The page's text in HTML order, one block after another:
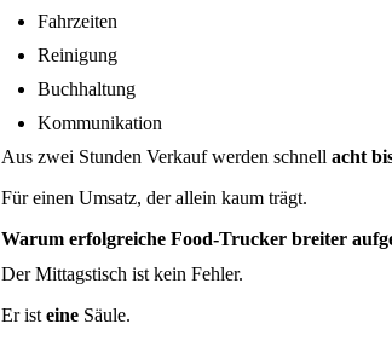
Fahrzeiten
Reinigung
Buchhaltung
Kommunikation
Aus zwei Stunden Verkauf werden schnell acht
Für einen Umsatz, der allein kaum trägt.
Warum erfolgreiche Food-Trucker breiter
Der Mittagstisch ist kein Fehler.
Er ist eine Säule.